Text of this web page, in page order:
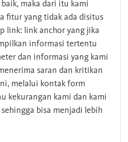
maka dari itu kami
fitur yang tidak ada disitus
link: link anchor yang jika
informasi tertentu
dan informasi yang kami
saran dan kritikan
melalui kontak form
kekurangan kami dan kami
bisa menjadi lebih